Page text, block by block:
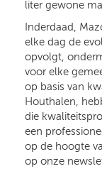
liter gewone
Inderdaad,
elke dag de
opvolgt,
voor elke
op basis van
Houthalen,
die
een
op de hoogte
op onze